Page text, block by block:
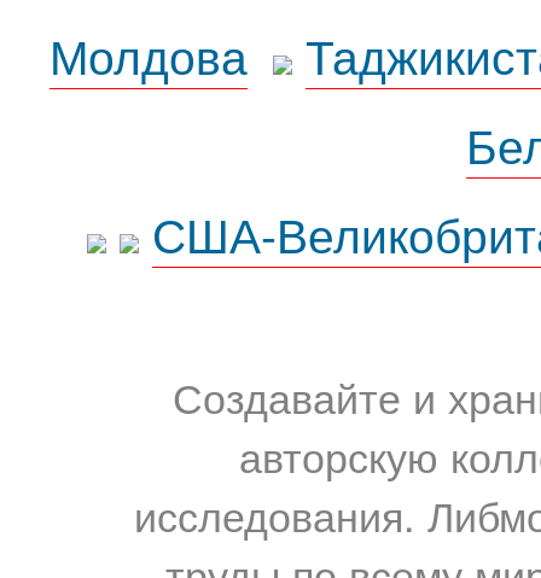
Молдова
США-
Создавайте и
авторскую
исследования.